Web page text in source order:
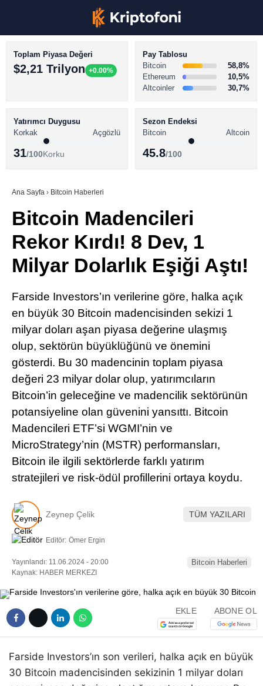
Youtube
TikTok
Pinterest
LinkedIn
Telegram
BİTCOİN HABERLERİ
ALTCOİN HABERLERİ
SÖZLÜK
Toplam Piyasa Değeri
$2,21 Trilyon +0.00%
Pay Tablosu
Bitcoin
58,8%
Ethereum
10,5%
Altcoinler
30,7%
Yatırımcı Duygusu
Korkak
Açgözlü
31/100Korku
Sezon Endeksi
Bitcoin
Altcoin
45.8/100
Ana Sayfa › Bitcoin Haberleri
Bitcoin Madencileri
Rekor Kırdı! 8 Dev, 1
Milyar Dolarlık Eşiği Aştı!
Farside Investors’ın verilerine göre, halka açık
en büyük 30 Bitcoin madencisinden sekizi 1
milyar doları aşan piyasa değerine ulaşmış
olup, sektörün büyüklüğünü ve önemini
gösterdi. Bu 30 madencinin toplam piyasa
değeri 23 milyar dolar olup, yatırımcıların
Bitcoin’in geleceğine ve madencilik sektörünün
potansiyeline olan güvenini yansıttı. Bitcoin
Madencileri ETF’si WGMI’nin ve
MicroStrategy’nin (MSTR) performansları,
Bitcoin ile ilgili sektörlerde farklı yatırım
stratejileri ve risk-ödül profillerini ortaya koydu.
Zeynep Çelik TÜM YAZILARI
Editör: Ömer Ergin
Yayınlandı: 11.06.2024 - 20:00
Kaynak: HABER MERKEZI
Bitcoin Haberleri
EKLE ABONE OL
Farside Investors’ın son verileri, halka açık en büyük
30 Bitcoin madencisinden sekizinin 1 milyar doları